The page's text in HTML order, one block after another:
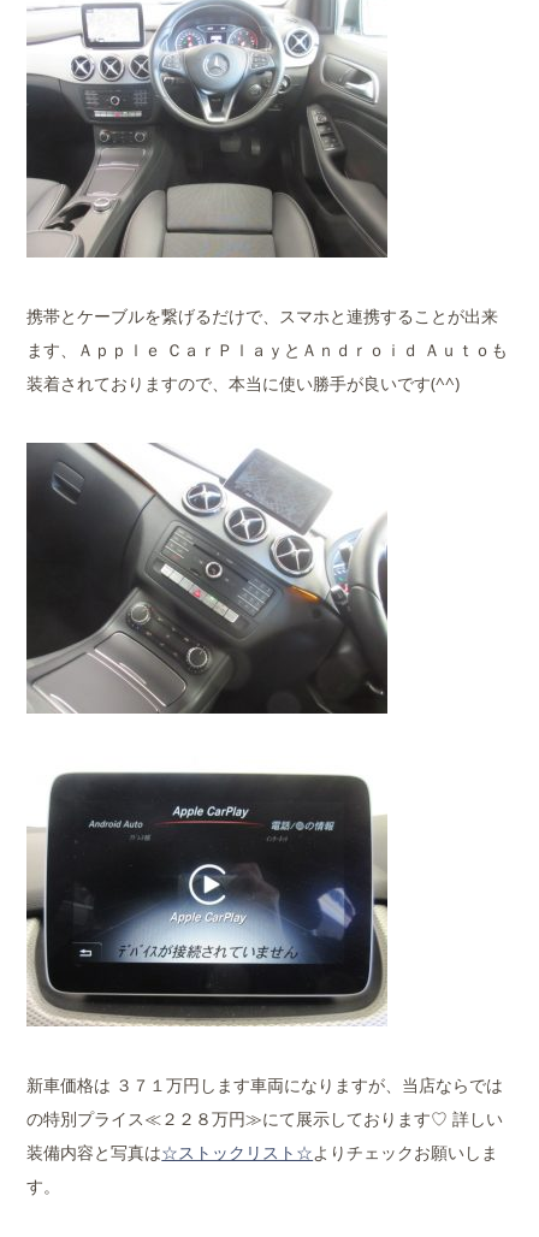
携帯とケーブルを繋げるだけで、スマホと連携することが出来
ます、Ａｐｐｌｅ ＣａｒＰｌａｙとＡｎｄｒｏｉｄ Ａｕｔｏも
装着されておりますので、本当に使い勝手が良いです(^^)
新車価格は ３７１万円します車両になりますが、当店ならでは
の特別プライス≪２２８万円≫にて展示しております♡ 詳しい
装備内容と写真は☆ストックリスト☆よりチェックお願いしま
す。